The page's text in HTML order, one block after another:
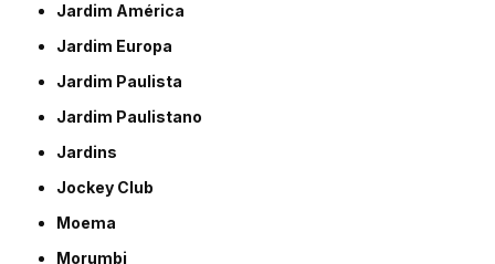
Jardim América
Jardim Europa
Jardim Paulista
Jardim Paulistano
Jardins
Jockey Club
Moema
Morumbi